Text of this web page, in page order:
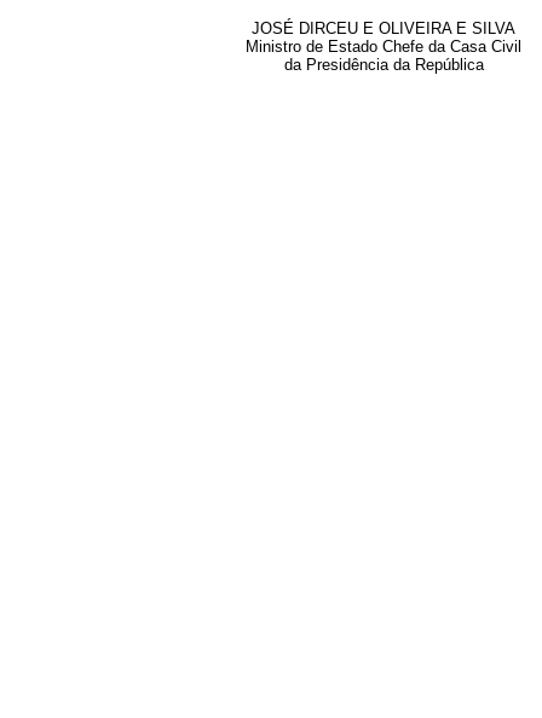
JOSÉ DIRCEU E OLIVEIRA E SILVA
Ministro de Estado Chefe da Casa Civil
da Presidência da República